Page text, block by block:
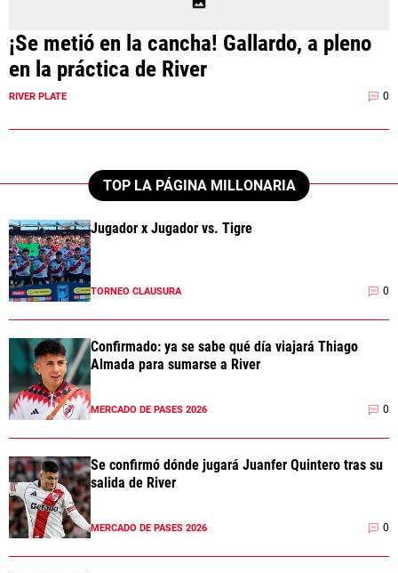
¡Se metió en la cancha! Gallardo, a pleno
en la práctica de River
RIVER PLATE 0
TOP LA PÁGINA MILLONARIA
Jugador x Jugador vs. Tigre
TORNEO CLAUSURA 0
Confirmado: ya se sabe qué día viajará Thiago
Almada para sumarse a River
MERCADO DE PASES 2026 0
Se confirmó dónde jugará Juanfer Quintero tras su
salida de River
MERCADO DE PASES 2026 0